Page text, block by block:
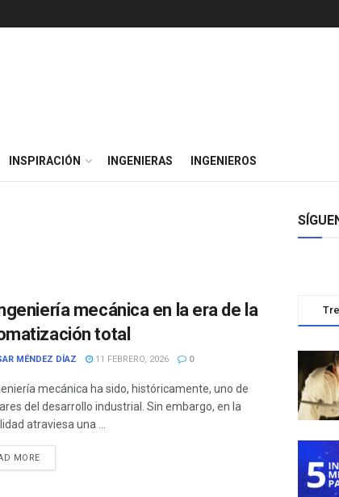
INSPIRACIÓN INGENIERAS INGENIEROS
mecánica en la era de la
total
MÉNDEZ DÍAZ 11 FEBRERO, 2026 0
mecánica ha sido, históricamente, uno de
del desarrollo industrial. Sin embargo, en la
atraviesa una ...
MORE